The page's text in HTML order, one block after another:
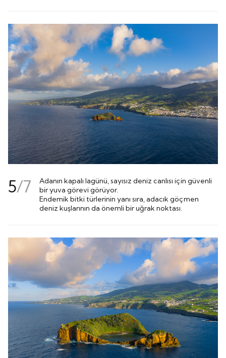
5/7
Adanın kapalı lagünü, sayısız deniz canlısı için güvenli
bir yuva görevi görüyor.
Endemik bitki türlerinin yanı sıra, adacık göçmen
deniz kuşlarının da önemli bir uğrak noktası.